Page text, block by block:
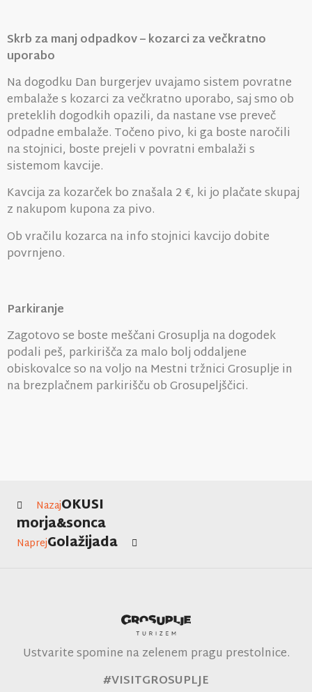
Skrb za manj odpadkov – kozarci za večkratno
uporabo
Na dogodku Dan burgerjev uvajamo sistem povratne
embalaže s kozarci za večkratno uporabo, saj smo ob
preteklih dogodkih opazili, da nastane vse preveč
odpadne embalaže. Točeno pivo, ki ga boste naročili
na stojnici, boste prejeli v povratni embalaži s
sistemom kavcije.
Kavcija za kozarček bo znašala 2 €, ki jo plačate skupaj
z nakupom kupona za pivo.
Ob vračilu kozarca na info stojnici kavcijo dobite
povrnjeno.
Parkiranje
Zagotovo se boste meščani Grosuplja na dogodek
podali peš, parkirišča za malo bolj oddaljene
obiskovalce so na voljo na Mestni tržnici Grosuplje in
na brezplačnem parkirišču ob Grosupeljščici.
NazajOKUSI
morja&sonca
NaprejGolažijada
Ustvarite spomine na zelenem pragu prestolnice.
#VISITGROSUPLJE